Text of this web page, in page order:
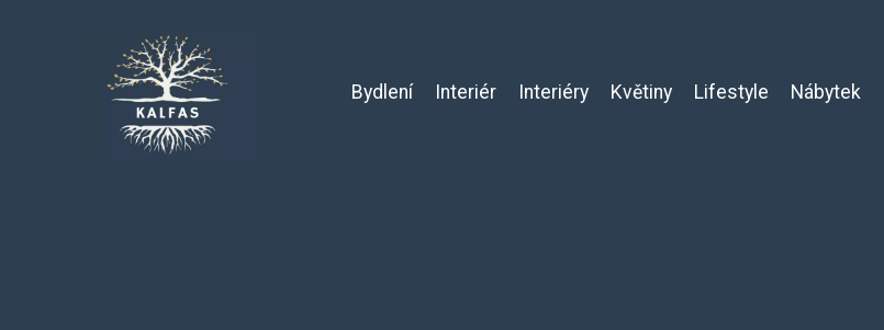
Bydlení Interiér Interiéry Květiny Lifestyle Nábytek